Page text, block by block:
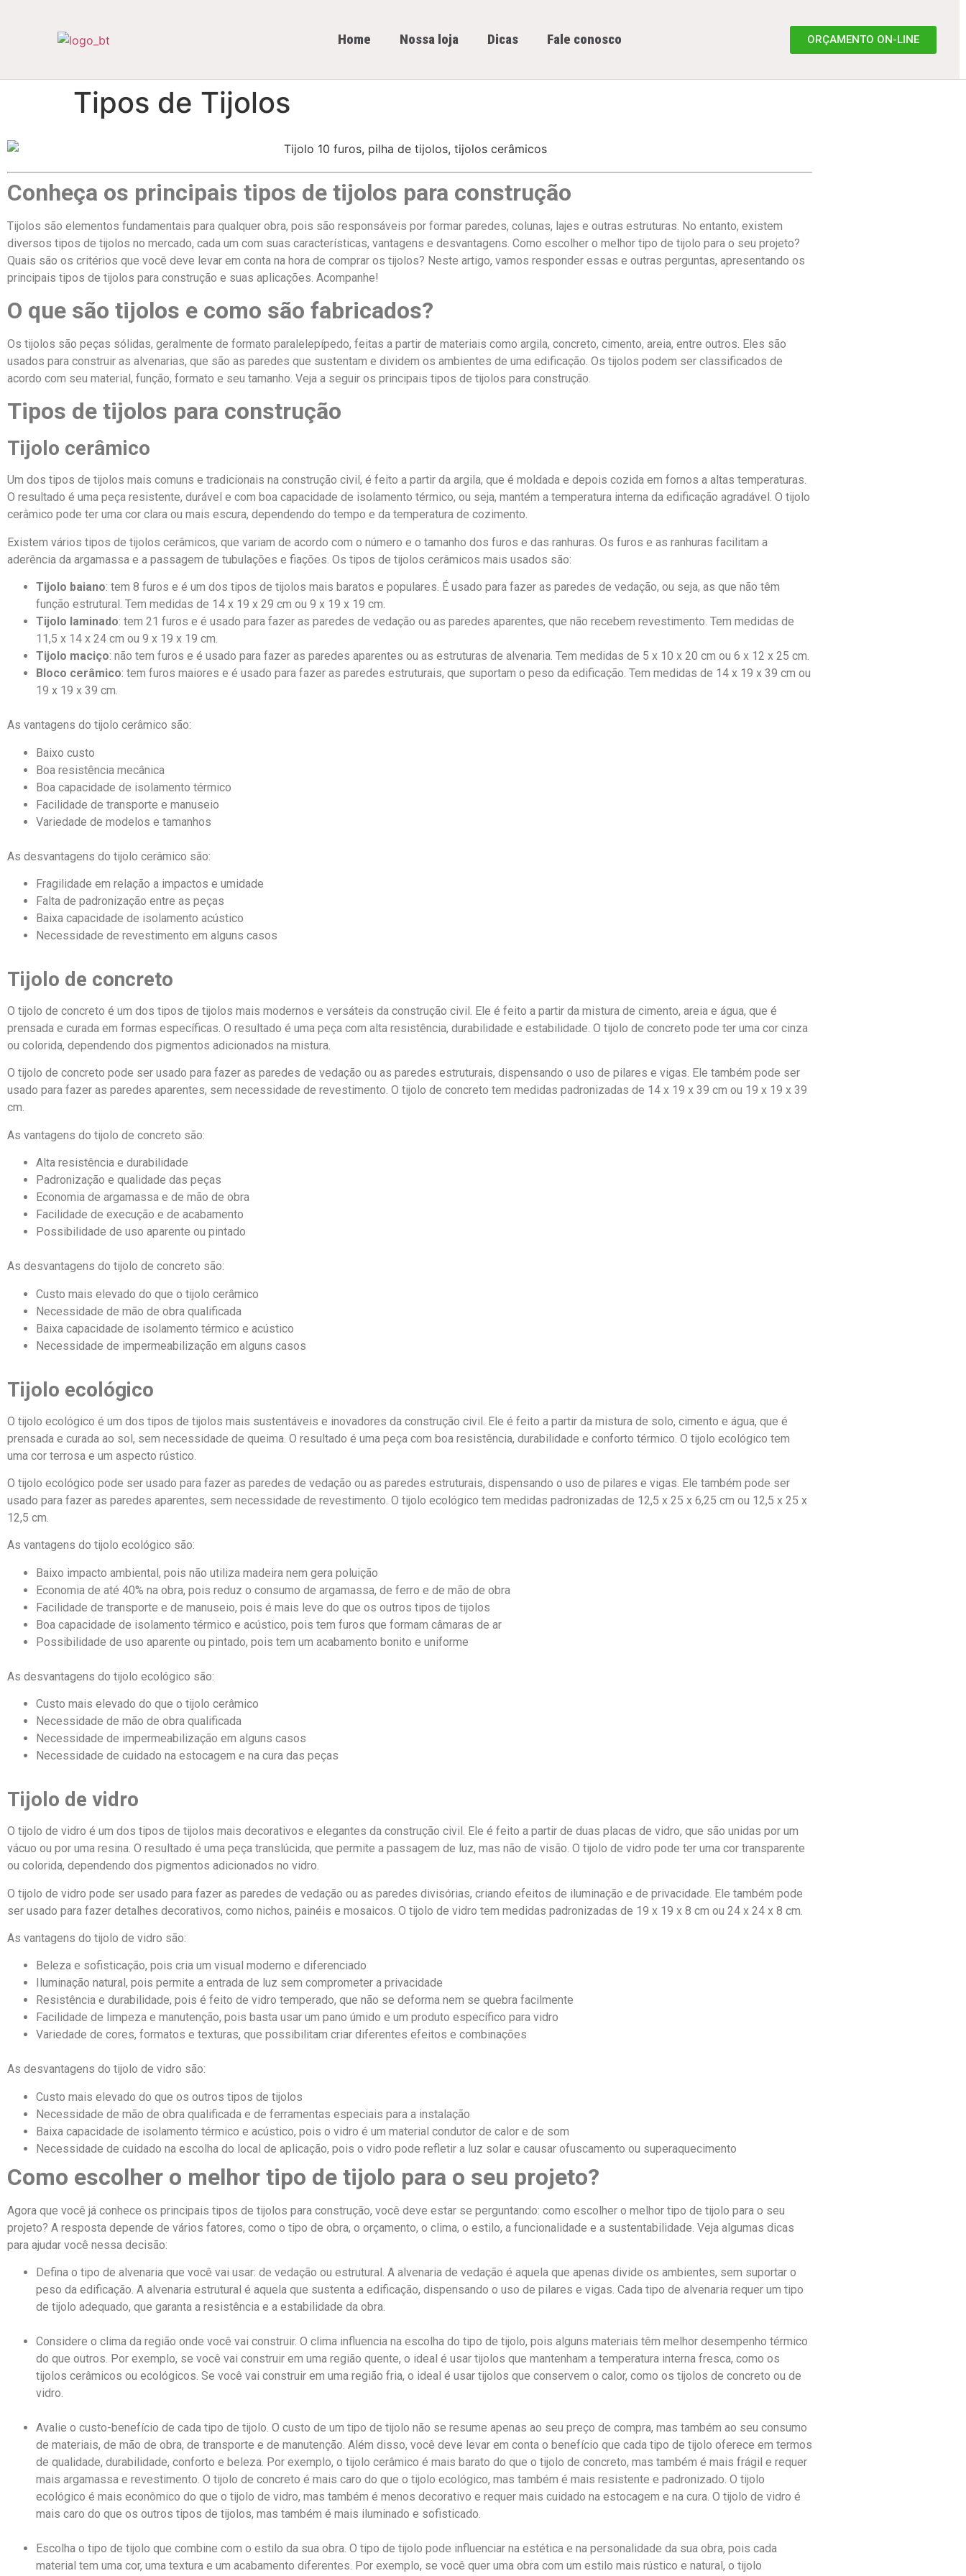
Home Nossa loja Dicas Fale conosco ORÇAMENTO ON-LINE
Tipos de Tijolos
Conheça os principais tipos de tijolos para construção
Tijolos são elementos fundamentais para qualquer obra, pois são responsáveis por formar paredes, colunas, lajes e outras estruturas. No entanto, existem
diversos tipos de tijolos no mercado, cada um com suas características, vantagens e desvantagens. Como escolher o melhor tipo de tijolo para o seu projeto?
Quais são os critérios que você deve levar em conta na hora de comprar os tijolos? Neste artigo, vamos responder essas e outras perguntas, apresentando os
principais tipos de tijolos para construção e suas aplicações. Acompanhe!
O que são tijolos e como são fabricados?
Os tijolos são peças sólidas, geralmente de formato paralelepípedo, feitas a partir de materiais como argila, concreto, cimento, areia, entre outros. Eles são
usados para construir as alvenarias, que são as paredes que sustentam e dividem os ambientes de uma edificação. Os tijolos podem ser classificados de
acordo com seu material, função, formato e seu tamanho. Veja a seguir os principais tipos de tijolos para construção.
Tipos de tijolos para construção
Tijolo cerâmico
Um dos tipos de tijolos mais comuns e tradicionais na construção civil, é feito a partir da argila, que é moldada e depois cozida em fornos a altas temperaturas.
O resultado é uma peça resistente, durável e com boa capacidade de isolamento térmico, ou seja, mantém a temperatura interna da edificação agradável. O tijolo
cerâmico pode ter uma cor clara ou mais escura, dependendo do tempo e da temperatura de cozimento.
Existem vários tipos de tijolos cerâmicos, que variam de acordo com o número e o tamanho dos furos e das ranhuras. Os furos e as ranhuras facilitam a
aderência da argamassa e a passagem de tubulações e fiações. Os tipos de tijolos cerâmicos mais usados são:
Tijolo baiano: tem 8 furos e é um dos tipos de tijolos mais baratos e populares. É usado para fazer as paredes de vedação, ou seja, as que não têm
função estrutural. Tem medidas de 14 x 19 x 29 cm ou 9 x 19 x 19 cm.
Tijolo laminado: tem 21 furos e é usado para fazer as paredes de vedação ou as paredes aparentes, que não recebem revestimento. Tem medidas de
11,5 x 14 x 24 cm ou 9 x 19 x 19 cm.
Tijolo maciço: não tem furos e é usado para fazer as paredes aparentes ou as estruturas de alvenaria. Tem medidas de 5 x 10 x 20 cm ou 6 x 12 x 25 cm.
Bloco cerâmico: tem furos maiores e é usado para fazer as paredes estruturais, que suportam o peso da edificação. Tem medidas de 14 x 19 x 39 cm ou
19 x 19 x 39 cm.
As vantagens do tijolo cerâmico são:
Baixo custo
Boa resistência mecânica
Boa capacidade de isolamento térmico
Facilidade de transporte e manuseio
Variedade de modelos e tamanhos
As desvantagens do tijolo cerâmico são:
Fragilidade em relação a impactos e umidade
Falta de padronização entre as peças
Baixa capacidade de isolamento acústico
Necessidade de revestimento em alguns casos
Tijolo de concreto
O tijolo de concreto é um dos tipos de tijolos mais modernos e versáteis da construção civil. Ele é feito a partir da mistura de cimento, areia e água, que é
prensada e curada em formas específicas. O resultado é uma peça com alta resistência, durabilidade e estabilidade. O tijolo de concreto pode ter uma cor cinza
ou colorida, dependendo dos pigmentos adicionados na mistura.
O tijolo de concreto pode ser usado para fazer as paredes de vedação ou as paredes estruturais, dispensando o uso de pilares e vigas. Ele também pode ser
usado para fazer as paredes aparentes, sem necessidade de revestimento. O tijolo de concreto tem medidas padronizadas de 14 x 19 x 39 cm ou 19 x 19 x 39
cm.
As vantagens do tijolo de concreto são:
Alta resistência e durabilidade
Padronização e qualidade das peças
Economia de argamassa e de mão de obra
Facilidade de execução e de acabamento
Possibilidade de uso aparente ou pintado
As desvantagens do tijolo de concreto são:
Custo mais elevado do que o tijolo cerâmico
Necessidade de mão de obra qualificada
Baixa capacidade de isolamento térmico e acústico
Necessidade de impermeabilização em alguns casos
Tijolo ecológico
O tijolo ecológico é um dos tipos de tijolos mais sustentáveis e inovadores da construção civil. Ele é feito a partir da mistura de solo, cimento e água, que é
prensada e curada ao sol, sem necessidade de queima. O resultado é uma peça com boa resistência, durabilidade e conforto térmico. O tijolo ecológico tem
uma cor terrosa e um aspecto rústico.
O tijolo ecológico pode ser usado para fazer as paredes de vedação ou as paredes estruturais, dispensando o uso de pilares e vigas. Ele também pode ser
usado para fazer as paredes aparentes, sem necessidade de revestimento. O tijolo ecológico tem medidas padronizadas de 12,5 x 25 x 6,25 cm ou 12,5 x 25 x
12,5 cm.
As vantagens do tijolo ecológico são:
Baixo impacto ambiental, pois não utiliza madeira nem gera poluição
Economia de até 40% na obra, pois reduz o consumo de argamassa, de ferro e de mão de obra
Facilidade de transporte e de manuseio, pois é mais leve do que os outros tipos de tijolos
Boa capacidade de isolamento térmico e acústico, pois tem furos que formam câmaras de ar
Possibilidade de uso aparente ou pintado, pois tem um acabamento bonito e uniforme
As desvantagens do tijolo ecológico são:
Custo mais elevado do que o tijolo cerâmico
Necessidade de mão de obra qualificada
Necessidade de impermeabilização em alguns casos
Necessidade de cuidado na estocagem e na cura das peças
Tijolo de vidro
O tijolo de vidro é um dos tipos de tijolos mais decorativos e elegantes da construção civil. Ele é feito a partir de duas placas de vidro, que são unidas por um
vácuo ou por uma resina. O resultado é uma peça translúcida, que permite a passagem de luz, mas não de visão. O tijolo de vidro pode ter uma cor transparente
ou colorida, dependendo dos pigmentos adicionados no vidro.
O tijolo de vidro pode ser usado para fazer as paredes de vedação ou as paredes divisórias, criando efeitos de iluminação e de privacidade. Ele também pode
ser usado para fazer detalhes decorativos, como nichos, painéis e mosaicos. O tijolo de vidro tem medidas padronizadas de 19 x 19 x 8 cm ou 24 x 24 x 8 cm.
As vantagens do tijolo de vidro são:
Beleza e sofisticação, pois cria um visual moderno e diferenciado
Iluminação natural, pois permite a entrada de luz sem comprometer a privacidade
Resistência e durabilidade, pois é feito de vidro temperado, que não se deforma nem se quebra facilmente
Facilidade de limpeza e manutenção, pois basta usar um pano úmido e um produto específico para vidro
Variedade de cores, formatos e texturas, que possibilitam criar diferentes efeitos e combinações
As desvantagens do tijolo de vidro são:
Custo mais elevado do que os outros tipos de tijolos
Necessidade de mão de obra qualificada e de ferramentas especiais para a instalação
Baixa capacidade de isolamento térmico e acústico, pois o vidro é um material condutor de calor e de som
Necessidade de cuidado na escolha do local de aplicação, pois o vidro pode refletir a luz solar e causar ofuscamento ou superaquecimento
Como escolher o melhor tipo de tijolo para o seu projeto?
Agora que você já conhece os principais tipos de tijolos para construção, você deve estar se perguntando: como escolher o melhor tipo de tijolo para o seu
projeto? A resposta depende de vários fatores, como o tipo de obra, o orçamento, o clima, o estilo, a funcionalidade e a sustentabilidade. Veja algumas dicas
para ajudar você nessa decisão:
Defina o tipo de alvenaria que você vai usar: de vedação ou estrutural. A alvenaria de vedação é aquela que apenas divide os ambientes, sem suportar o
peso da edificação. A alvenaria estrutural é aquela que sustenta a edificação, dispensando o uso de pilares e vigas. Cada tipo de alvenaria requer um tipo
de tijolo adequado, que garanta a resistência e a estabilidade da obra.
Considere o clima da região onde você vai construir. O clima influencia na escolha do tipo de tijolo, pois alguns materiais têm melhor desempenho térmico
do que outros. Por exemplo, se você vai construir em uma região quente, o ideal é usar tijolos que mantenham a temperatura interna fresca, como os
tijolos cerâmicos ou ecológicos. Se você vai construir em uma região fria, o ideal é usar tijolos que conservem o calor, como os tijolos de concreto ou de
vidro.
Avalie o custo-benefício de cada tipo de tijolo. O custo de um tipo de tijolo não se resume apenas ao seu preço de compra, mas também ao seu consumo
de materiais, de mão de obra, de transporte e de manutenção. Além disso, você deve levar em conta o benefício que cada tipo de tijolo oferece em termos
de qualidade, durabilidade, conforto e beleza. Por exemplo, o tijolo cerâmico é mais barato do que o tijolo de concreto, mas também é mais frágil e requer
mais argamassa e revestimento. O tijolo de concreto é mais caro do que o tijolo ecológico, mas também é mais resistente e padronizado. O tijolo
ecológico é mais econômico do que o tijolo de vidro, mas também é menos decorativo e requer mais cuidado na estocagem e na cura. O tijolo de vidro é
mais caro do que os outros tipos de tijolos, mas também é mais iluminado e sofisticado.
Escolha o tipo de tijolo que combine com o estilo da sua obra. O tipo de tijolo pode influenciar na estética e na personalidade da sua obra, pois cada
material tem uma cor, uma textura e um acabamento diferentes. Por exemplo, se você quer uma obra com um estilo mais rústico e natural, o tijolo